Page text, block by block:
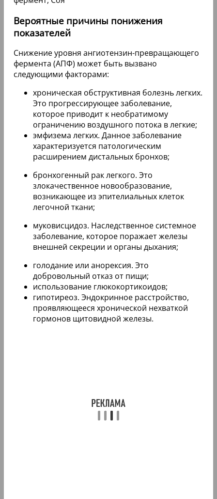
Вероятные причины понижения
показателей
Снижение уровня ангиотензин-превращающего
фермента (АПФ) может быть вызвано
следующими факторами:
хроническая обструктивная болезнь легких.
Это прогрессирующее заболевание,
которое приводит к необратимому
ограничению воздушного потока в легкие;
эмфизема легких. Данное заболевание
характеризуется патологическим
расширением дистальных бронхов;
бронхогенный рак легкого. Это
злокачественное новообразование,
возникающее из эпителиальных клеток
легочной ткани;
муковисцидоз. Наследственное системное
заболевание, которое поражает железы
внешней секреции и органы дыхания;
голодание или анорексия. Это
добровольный отказ от пищи;
использование глюкокортикоидов;
гипотиреоз. Эндокринное расстройство,
проявляющееся хронической нехваткой
гормонов щитовидной железы.